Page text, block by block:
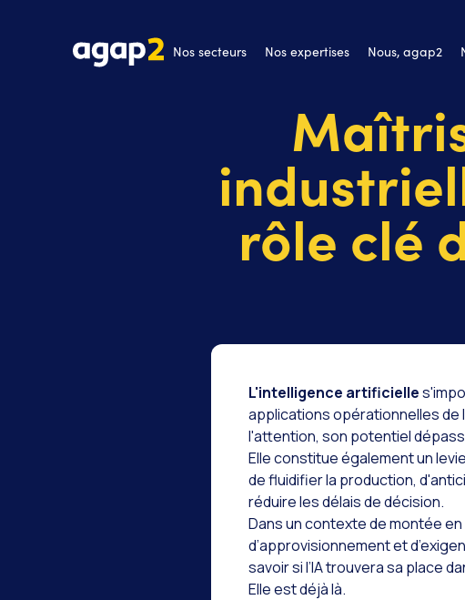
Nos secteurs Nos expertises Nous, agap2
rôle clé
L'intelligence artificielle
applications opérationnelles de
l'attention, son potentiel
Elle constitue également un
de fluidifier la production,
réduire les délais de décision.
Dans un contexte de montée
d’approvisionnement et
savoir si l’IA trouvera sa place
Elle est déjà là.